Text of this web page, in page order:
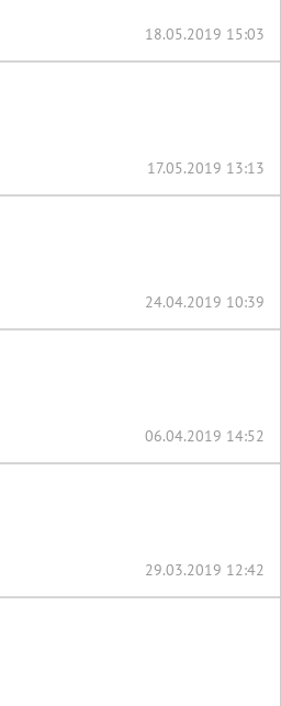
18.05.2019 15:03
17.05.2019 13:13
24.04.2019 10:39
06.04.2019 14:52
29.03.2019 12:42